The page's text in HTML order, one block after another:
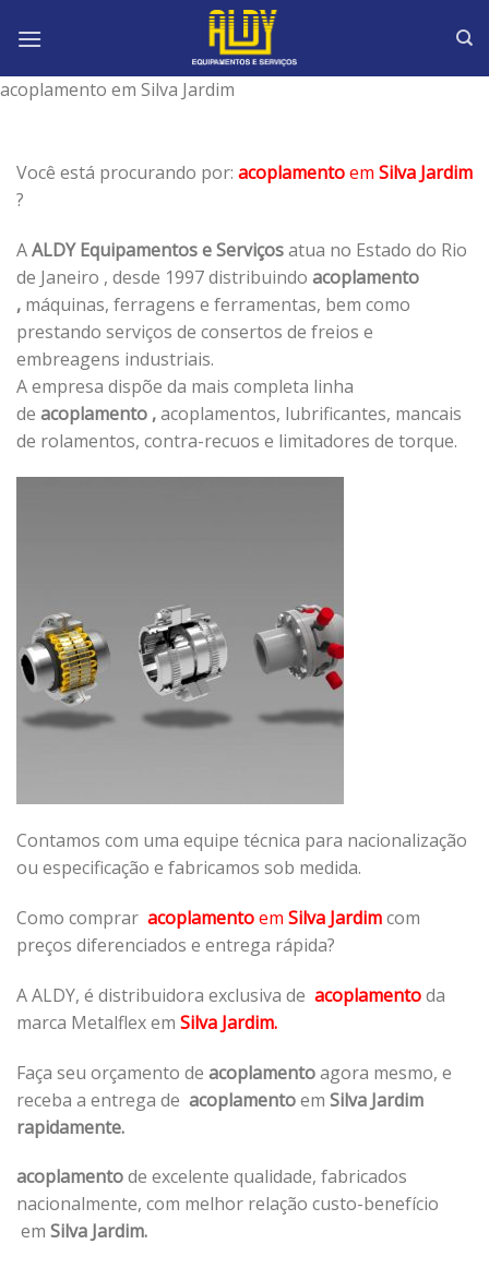
acoplamento em Silva Jardim
Você está procurando por: acoplamentoem Silva Jardim
?
AALDY Equipamentos e Serviçosatua no Estado do Rio
de Janeiro , desde 1997 distribuindo acoplamento
, máquinas, ferragens e ferramentas, bem como
prestando serviços de consertos de freios e
embreagens industriais.
A empresa dispõe da mais completa linha
de acoplamento ,acoplamentos, lubrificantes, mancais
de rolamentos, contra-recuos e limitadores de torque.
Contamos com uma equipe técnica para nacionalização
ou especificação e fabricamos sob medida.
Como comprar acoplamentoem Silva Jardimcom
preços diferenciados e entrega rápida?
A ALDY, é distribuidora exclusiva de acoplamentoda
marca Metalflex em Silva Jardim.
Faça seu orçamento de acoplamentoagora mesmo, e
receba a entrega de acoplamentoem Silva Jardim
rapidamente.
acoplamentode excelente qualidade, fabricados
nacionalmente, com melhor relação custo-benefício
em Silva Jardim.